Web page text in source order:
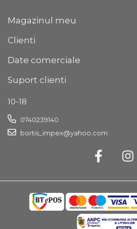
Magazinul meu
Clienti
Date comerciale
Suport clienti
10-18
0740239140
bortis_impex@yahoo.com